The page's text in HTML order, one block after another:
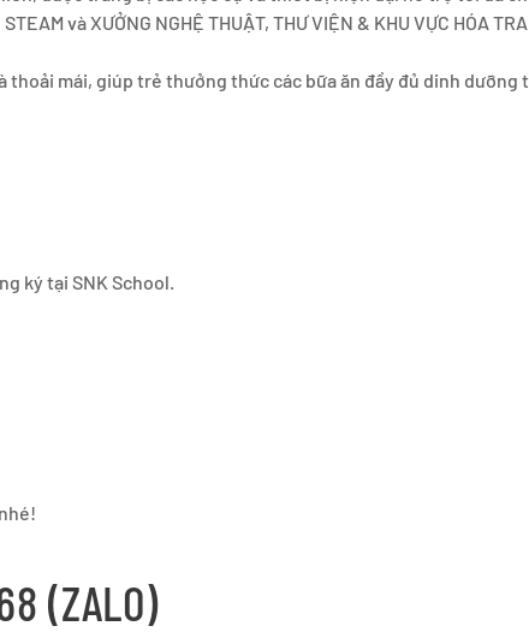
và XƯỞNG NGHỆ THUẬT, THƯ VIỆN & KHU VỰC HÓA
thoải mái, giúp trẻ thưởng thức các bữa ăn đầy đủ dinh
ký tại SNK School.
(ZALO)